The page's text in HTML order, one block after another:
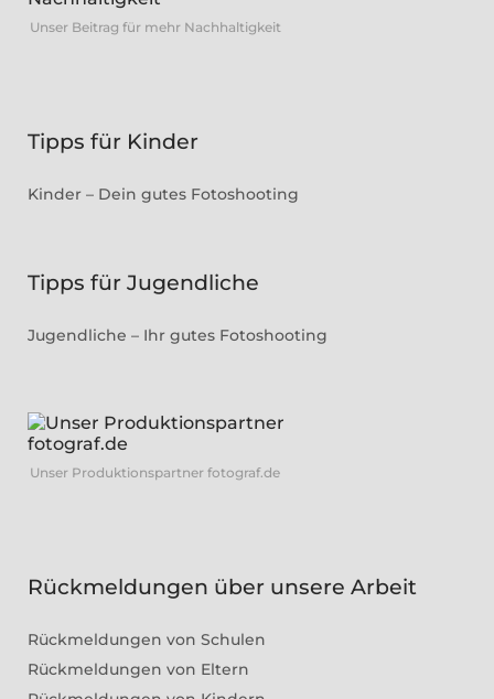
Unser Beitrag für mehr Nachhaltigkeit
Tipps für Kinder
Kinder – Dein gutes Fotoshooting
Tipps für Jugendliche
Jugendliche – Ihr gutes Fotoshooting
Unser Produktionspartner fotograf.de
Rückmeldungen über unsere Arbeit
Rückmeldungen von Schulen
Rückmeldungen von Eltern